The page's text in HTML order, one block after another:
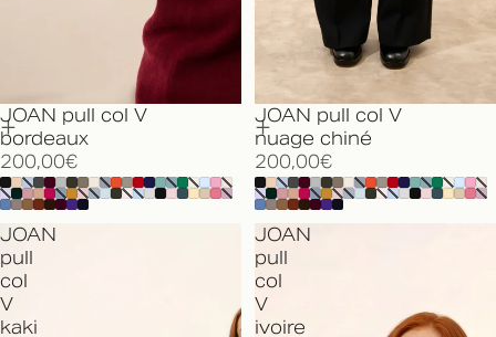
JOAN pull col V
bordeaux
200,00€
JOAN pull col V
nuage chiné
200,00€
JOAN
pull
col
V
kaki
JOAN
pull
col
V
ivoire